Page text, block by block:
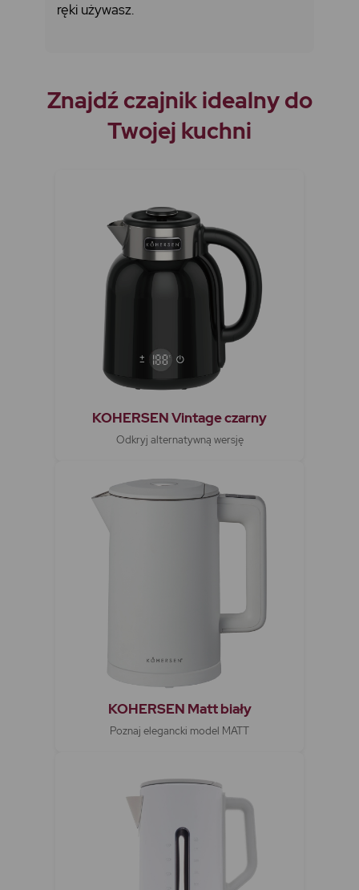
ręki używasz.
Znajdź czajnik idealny do
Twojej kuchni
KOHERSEN Vintage czarny
Odkryj alternatywną wersję
KOHERSEN Matt biały
Poznaj elegancki model MATT